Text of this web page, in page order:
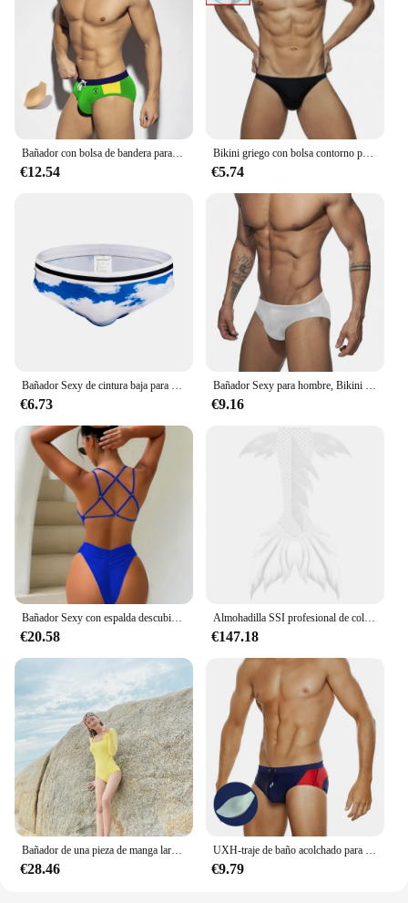
Bañador con bolsa de bandera para hombre, ropa de baño Sexy con almohadilla de realce, traje de baño corto UXH para Surf y playa, novedad
€12.54
Bikini griego con bolsa contorno para hombre, bañador Sexy de cintura baja, ropa de baño, pantalones cortos de Surf para playa, traje de baño de secado rápido
€5.74
€6.73 €9.16
€20.58
Almohadilla SSI profesional de color blanco para entrenamiento, traje de cola de sirena, vestido de piel de pescado que puede combinar con aleta Mahina Monofin
€147.18
€28.46 €9.79